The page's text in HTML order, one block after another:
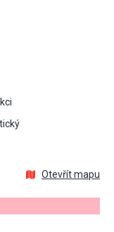
Otevřít mapu